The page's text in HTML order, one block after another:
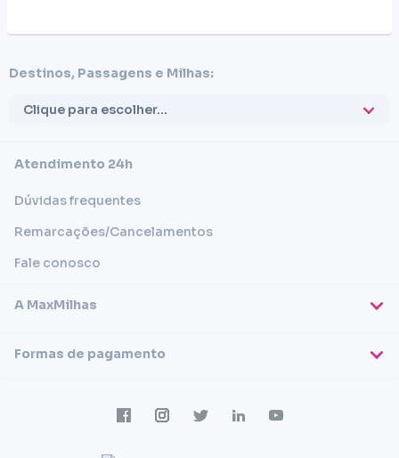
Destinos, Passagens e Milhas:
Clique para escolher...
A MaxMilhas
Atendimento 24h
Dúvidas frequentes
Remarcações/Cancelamentos
Fale conosco
Formas de pagamento